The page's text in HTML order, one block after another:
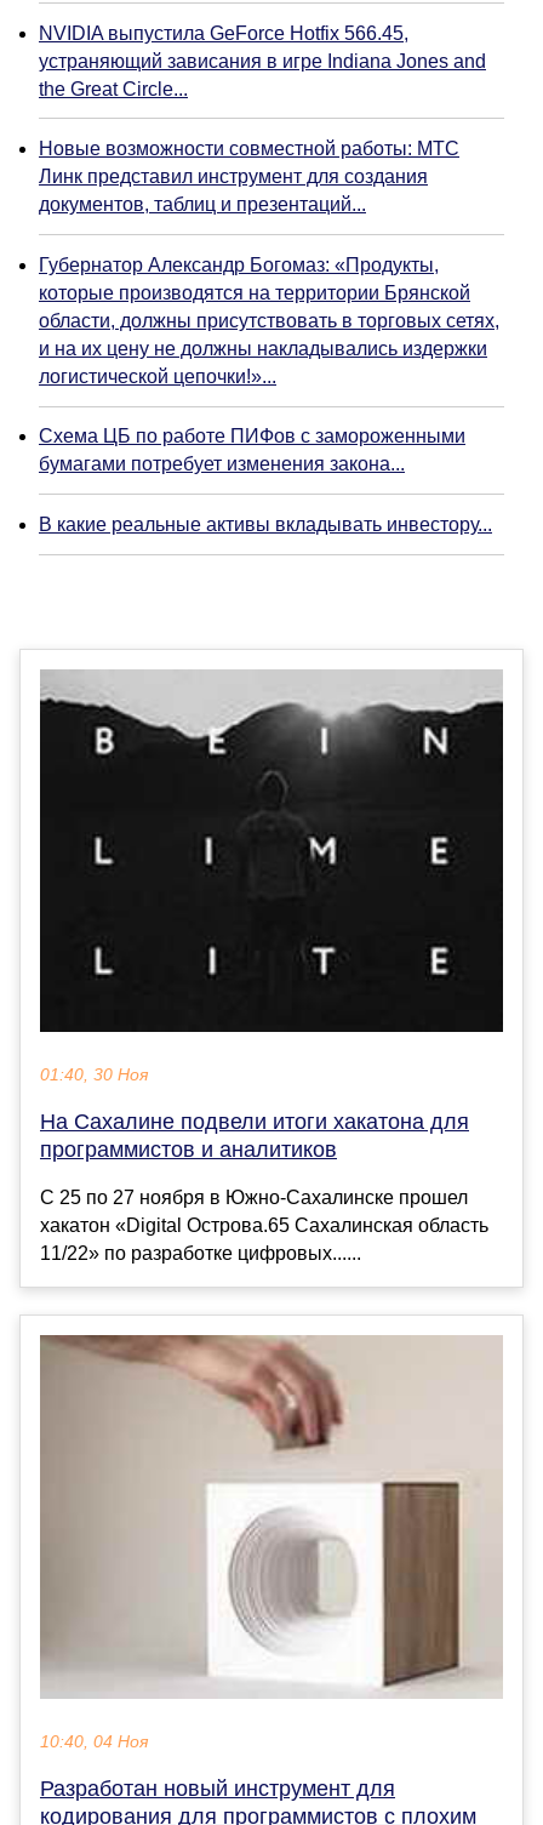
NVIDIA выпустила GeForce Hotfix 566.45,
устраняющий зависания в игре Indiana Jones and
the Great Circle...
Новые возможности совместной работы: МТС
Линк представил инструмент для создания
документов, таблиц и презентаций...
Губернатор Александр Богомаз: «Продукты,
которые производятся на территории Брянской
области, должны присутствовать в торговых сетях,
и на их цену не должны накладывались издержки
логистической цепочки!»...
Схема ЦБ по работе ПИФов с замороженными
бумагами потребует изменения закона...
В какие реальные активы вкладывать инвестору...
01:40, 30 Ноя
На Сахалине подвели итоги хакатона для
программистов и аналитиков
С 25 по 27 ноября в Южно-Сахалинске прошел
хакатон «Digital Острова.65 Сахалинская область
11/22» по разработке цифровых......
10:40, 04 Ноя
Разработан новый инструмент для
кодирования для программистов с плохим